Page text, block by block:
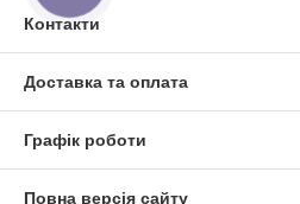
Контакти
Доставка та оплата
Графік роботи
Повна версія сайту